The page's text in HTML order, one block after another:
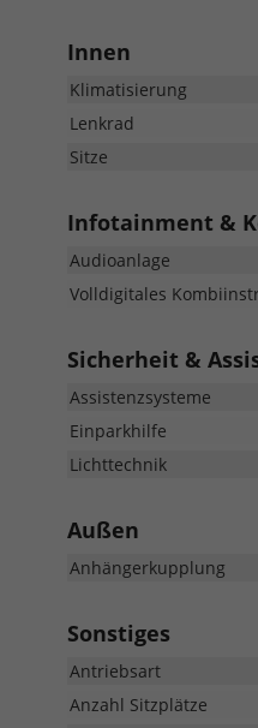
Innen
Klimatisierung
Lenkrad
Sitze
Infotainment &
Audioanlage
Volldigitales
Sicherheit &
Assistenzsysteme
Einparkhilfe
Lichttechnik
Außen
Anhängerkupplung
Sonstiges
Antriebsart
Anzahl Sitzplätze